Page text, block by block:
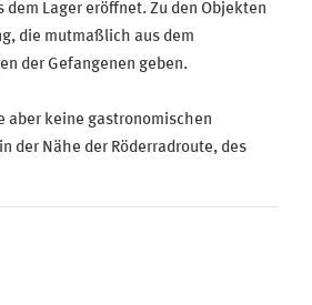
Lager eröffnet. Zu den Objekten
die mutmaßlich aus dem
der Gefangenen geben.
aber keine gastronomischen
der Nähe der Röderradroute, des